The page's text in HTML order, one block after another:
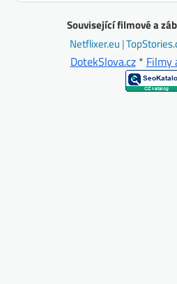
Související filmové a
Netflixer.eu |
DotekSlova.cz* Filmy